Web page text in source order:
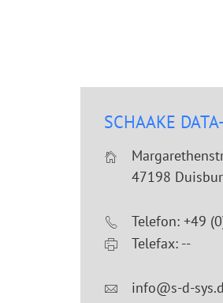
SCHAAKE
47198
Telefon: +49
Telefax: --
info@s-d-